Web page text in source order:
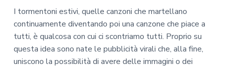
I tormentoni estivi, quelle canzoni che martellano
continuamente diventando poi una canzone che piace a
tutti, è qualcosa con cui ci scontriamo tutti. Proprio su
questa idea sono nate le pubblicità virali che, alla fine,
uniscono la possibilità di avere delle immagini o dei